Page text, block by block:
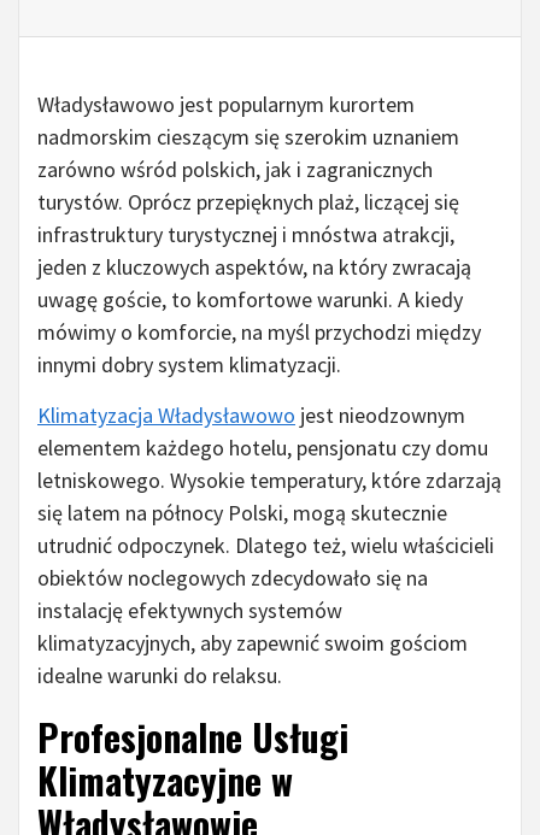
Władysławowo jest popularnym kurortem
nadmorskim cieszącym się szerokim uznaniem
zarówno wśród polskich, jak i zagranicznych
turystów. Oprócz przepięknych plaż, liczącej się
infrastruktury turystycznej i mnóstwa atrakcji,
jeden z kluczowych aspektów, na który zwracają
uwagę goście, to komfortowe warunki. A kiedy
mówimy o komforcie, na myśl przychodzi między
innymi dobry system klimatyzacji.
Klimatyzacja Władysławowo jest nieodzownym
elementem każdego hotelu, pensjonatu czy domu
letniskowego. Wysokie temperatury, które zdarzają
się latem na północy Polski, mogą skutecznie
utrudnić odpoczynek. Dlatego też, wielu właścicieli
obiektów noclegowych zdecydowało się na
instalację efektywnych systemów
klimatyzacyjnych, aby zapewnić swoim gościom
idealne warunki do relaksu.
Profesjonalne Usługi
Klimatyzacyjne w
Władysławowie